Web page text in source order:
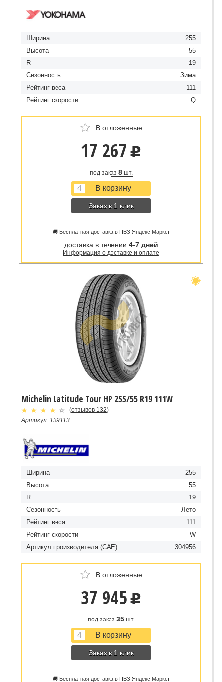
Ширина
255
Высота
55
R
19
Сезонность
Зима
Рейтинг веса
111
Рейтинг скорости
Q
В отложенные
17 267 u
под заказ 8шт.
Заказ в 1 клик
🚚 Бесплатная доставка в ПВЗ Яндекс Маркет
доставка в течении 4-7 дней
Информация о доставке и оплате
Michelin Latitude Tour HP 255/55 R19 111W
(отзывов 132)
Артикул: 139113
Ширина
255
Высота
55
R
19
Сезонность
Лето
Рейтинг веса
111
Рейтинг скорости
W
Артикул производителя (CAE)
304956
В отложенные
37 945 u
под заказ 35шт.
Заказ в 1 клик
🚚 Бесплатная доставка в ПВЗ Яндекс Маркет